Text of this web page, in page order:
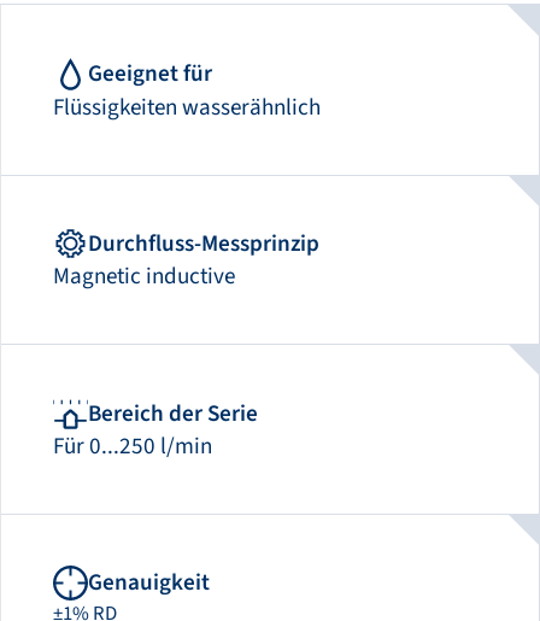
Geeignet für
Flüssigkeiten wasserähnlich
Durchfluss-Messprinzip
Magnetic inductive
Bereich der Serie
Für 0...250 l/min
Genauigkeit
±1% RD